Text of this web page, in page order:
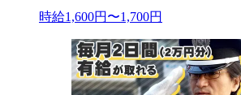
時給1,600円〜1,700円